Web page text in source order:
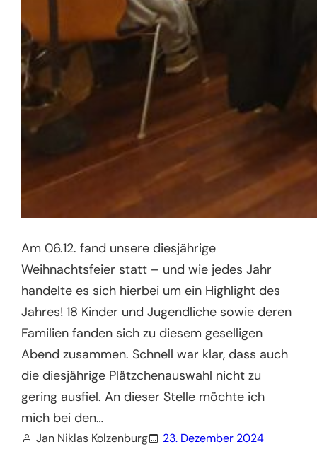
Am 06.12. fand unsere diesjährige
Weihnachtsfeier statt – und wie jedes Jahr
handelte es sich hierbei um ein Highlight des
Jahres! 18 Kinder und Jugendliche sowie deren
Familien fanden sich zu diesem geselligen
Abend zusammen. Schnell war klar, dass auch
die diesjährige Plätzchenauswahl nicht zu
gering ausfiel. An dieser Stelle möchte ich
mich bei den…
Jan Niklas Kolzenburg
23. Dezember 2024